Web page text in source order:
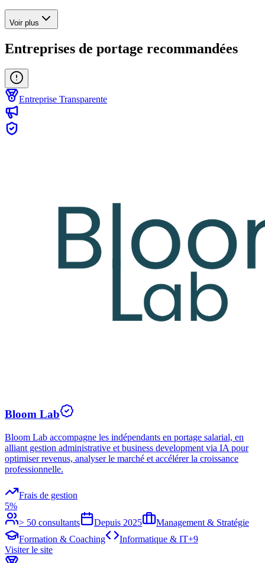
Voir plus
Entreprises de portage recommandées
Entreprise Transparente
Bloom Lab
Bloom Lab accompagne les indépendants en portage salarial, en
alliant gestion administrative et business development via IA pour
optimiser revenus, analyser le marché et accélérer la croissance
professionnelle.
Frais de gestion
5%
> 50 consultants
Depuis 2025
Management & Stratégie
Formation & Coaching
Informatique & IT+9
Visiter le site